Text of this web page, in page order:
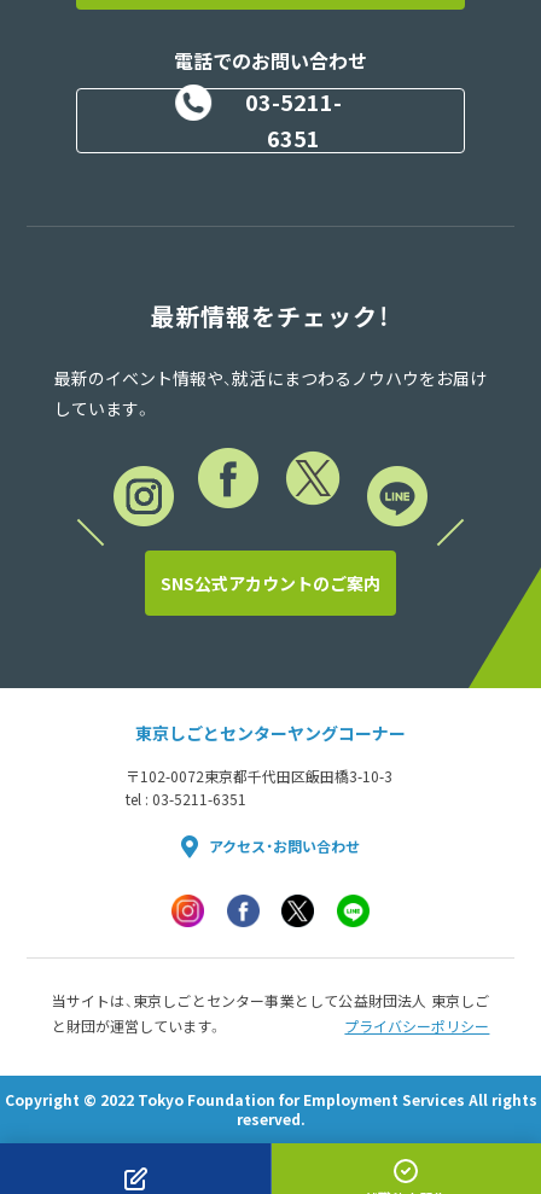
電話でのお問い合わせ
03-5211-
6351
最新情報をチェック！
最新のイベント情報や、就活にまつわるノウハウをお届け
しています。
SNS公式アカウントのご案内
東京しごとセンターヤングコーナー
〒102-0072東京都千代田区飯田橋3-10-3
tel : 03-5211-6351
アクセス・お問い合わせ
当サイトは、東京しごとセンター事業として公益財団法人 東京しご
と財団が運営しています。
プライバシーポリシー
Copyright © 2022 Tokyo Foundation for Employment Services All rights
reserved.